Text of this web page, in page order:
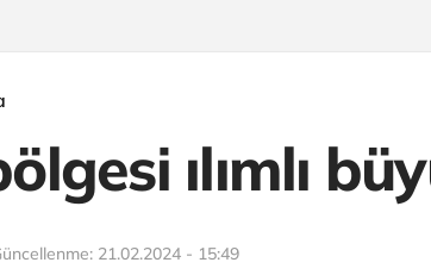
ılımlı
21.02.2024 - 15:49